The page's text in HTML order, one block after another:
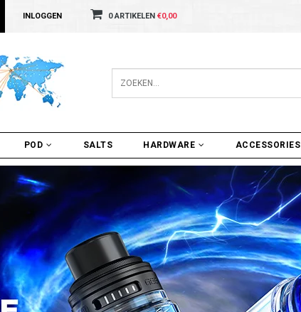
INLOGGEN 0 ARTIKELEN €0,00
POD SALTS HARDWARE ACCESSORIES